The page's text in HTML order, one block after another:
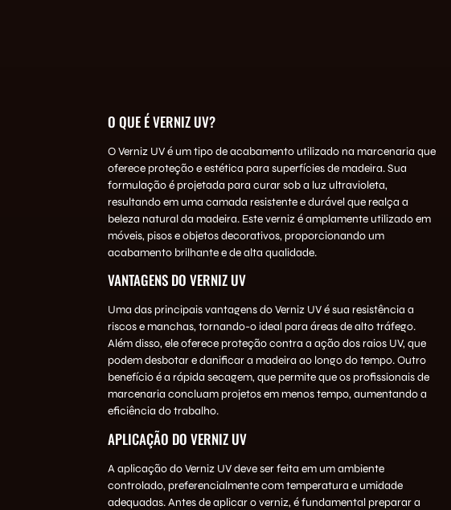
O QUE É VERNIZ UV?
O Verniz UV é um tipo de acabamento utilizado na marcenaria que
oferece proteção e estética para superfícies de madeira. Sua
formulação é projetada para curar sob a luz ultravioleta,
resultando em uma camada resistente e durável que realça a
beleza natural da madeira. Este verniz é amplamente utilizado em
móveis, pisos e objetos decorativos, proporcionando um
acabamento brilhante e de alta qualidade.
VANTAGENS DO VERNIZ UV
Uma das principais vantagens do Verniz UV é sua resistência a
riscos e manchas, tornando-o ideal para áreas de alto tráfego.
Além disso, ele oferece proteção contra a ação dos raios UV, que
podem desbotar e danificar a madeira ao longo do tempo. Outro
benefício é a rápida secagem, que permite que os profissionais de
marcenaria concluam projetos em menos tempo, aumentando a
eficiência do trabalho.
APLICAÇÃO DO VERNIZ UV
A aplicação do Verniz UV deve ser feita em um ambiente
controlado, preferencialmente com temperatura e umidade
adequadas. Antes de aplicar o verniz, é fundamental preparar a